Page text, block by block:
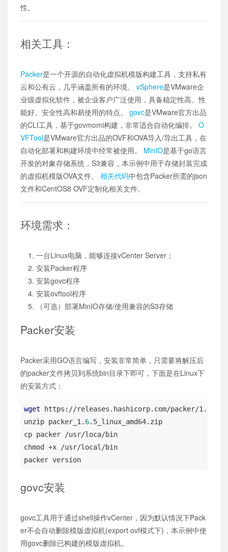
性。
相关工具：
Packer是一个开源的自动化虚拟机模版构建工具，支持私有
云和公有云，几乎涵盖所有的环境。vSphere是VMware企
业级虚拟化软件，被企业客户广泛使用，具备稳定性高、性
能好、安全性高和易使用的特点。govc是VMware官方出品
的CLI工具，基于govmomi构建，非常适合自动化编排。O
VFTool是VMware官方出品的OVF和OVA导入/导出工具，在
自动化部署和构建环境中经常被使用。 MinIO是基于go语言
开发的对象存储系统，S3兼容，本示例中用于存储封装完成
的虚拟机模版OVA文件。相关代码中包含Packer所需的json
文件和CentOS8 OVF定制化相关文件。
环境需求：
一台Linux电脑，能够连接vCenter Server；
安装Packer程序
安装govc程序
安装ovftool程序
（可选）部署MinIO存储/使用兼容的S3存储
Packer安装
Packer采用GO语言编写，安装非常简单，只需要将解压后
的packer文件拷贝到系统bin目录下即可，下面是在Linux下
的安装方式：
wget https://releases.hashicorp.com/packer/1.6.5/
unzip packer_1. 6.5_linux_amd64.zip
cp packer /usr/loca/bin
chmod +x /usr/local/bin
packer version
govc安装
govc工具用于通过shell操作vCenter，因为默认情况下Pack
er不会自动删除模版虚拟机(export ovf模式下)，本示例中使
用govc删除已构建的模版虚拟机。